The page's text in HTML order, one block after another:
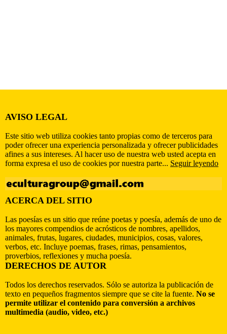
AVISO LEGAL
Este sitio web utiliza cookies tanto propias como de terceros para
poder ofrecer una experiencia personalizada y ofrecer publicidades
afines a sus intereses. Al hacer uso de nuestra web usted acepta en
forma expresa el uso de cookies por nuestra parte... Seguir leyendo
ACERCA DEL SITIO
Las poesías es un sitio que reúne poetas y poesía, además de uno de
los mayores compendios de acrósticos de nombres, apellidos,
animales, frutas, lugares, ciudades, municipios, cosas, valores,
verbos, etc. Incluye poemas, frases, rimas, pensamientos,
proverbios, reflexiones y mucha poesía.
DERECHOS DE AUTOR
Todos los derechos reservados. Sólo se autoriza la publicación de
texto en pequeños fragmentos siempre que se cite la fuente. No se
permite utilizar el contenido para conversión a archivos
multimedia (audio, video, etc.)